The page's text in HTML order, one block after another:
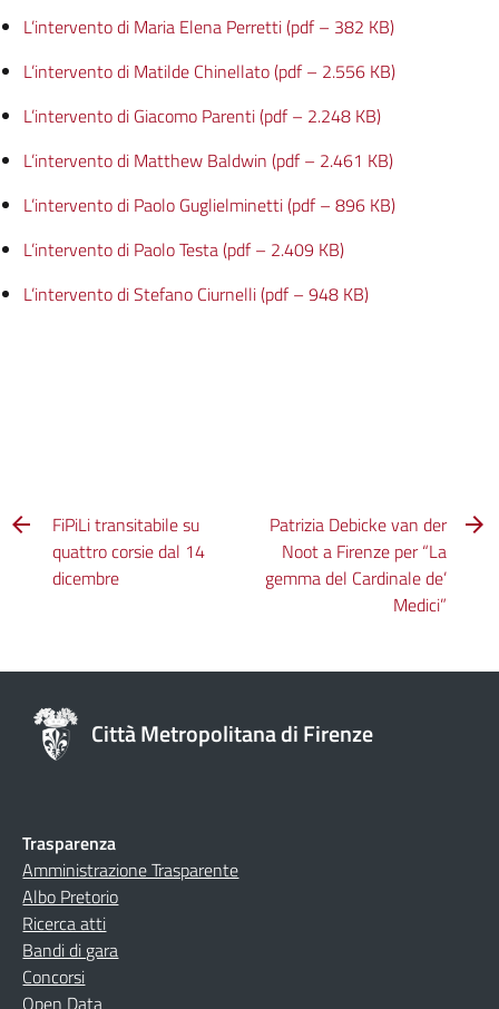
L’intervento di Maria Elena Perretti (pdf – 382 KB)
L’intervento di Matilde Chinellato (pdf – 2.556 KB)
L’intervento di Giacomo Parenti (pdf – 2.248 KB)
L’intervento di Matthew Baldwin (pdf – 2.461 KB)
L’intervento di Paolo Guglielminetti (pdf – 896 KB)
L’intervento di Paolo Testa (pdf – 2.409 KB)
L’intervento di Stefano Ciurnelli (pdf – 948 KB)
FiPiLi transitabile su
quattro corsie dal 14
dicembre
Patrizia Debicke van der
Noot a Firenze per “La
gemma del Cardinale de’
Medici”
Città Metropolitana di Firenze
Trasparenza
Amministrazione Trasparente
Albo Pretorio
Ricerca atti
Bandi di gara
Concorsi
Open Data